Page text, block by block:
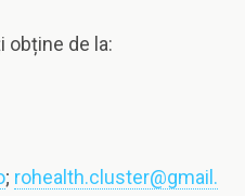
obține de la:
; rohealth.cluster@gmail.